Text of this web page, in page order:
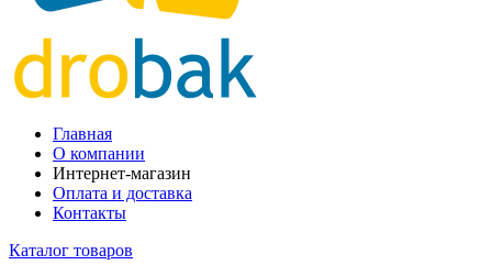
Главная
О компании
Интернет-магазин
Оплата и доставка
Контакты
Каталог товаров